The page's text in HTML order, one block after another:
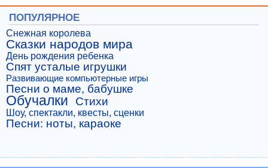
ПОПУЛЯРНОЕ
Снежная королева
Сказки народов мира
День рождения ребенка
Спят усталые игрушки
Развивающие компьютерные игры
Песни о маме, бабушке
Обучалки Стихи
Шоу, спектакли, квесты, сценки
Песни: ноты, караоке